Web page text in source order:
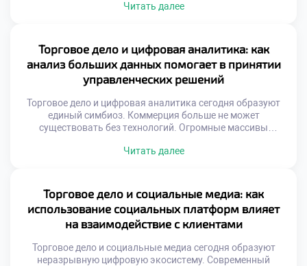
коммерции. Взаимная выгода становится двигателем
аудитории. Затраты на привлечение клиентов снижаются.
Оплата производится за конкретный результат. Риски
распределяются между участниками сети.
Эффективность бюджета […]
Читать далее
Торговое дело и цифровая аналитика: как
анализ больших данных помогает в принятии
управленческих решений
Торговое дело и цифровая аналитика сегодня образуют
единый симбиоз. Коммерция больше не может
существовать без технологий. Огромные массивы
извлекать смысл из шума критично. Управленческие
рассказывает о потребностях. Бизнес-процессы
становятся прозрачными благодаря данным.
Конкуренция сместилась в плоскость информационных
систем. […]
Читать далее
Торговое дело и социальные медиа: как
использование социальных платформ влияет
на взаимодействие с клиентами
Торговое дело и социальные медиа сегодня образуют
неразрывную цифровую экосистему. Современный